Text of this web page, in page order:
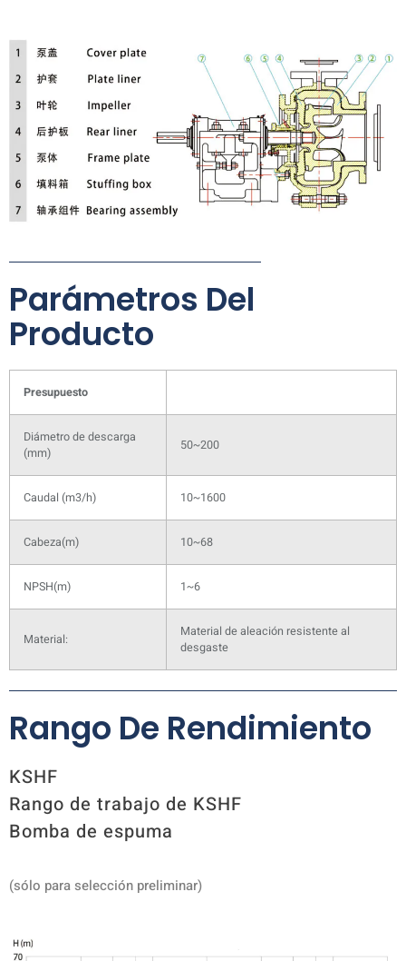
Parámetros Del
Producto
Presupuesto
Diámetro de descarga
(mm)
50~200
Caudal (m3/h) 10~1600
Cabeza(m) 10~68
NPSH(m) 1~6
Material:
Material de aleación resistente al
desgaste
Rango De Rendimiento
KSHF
Rango de trabajo de KSHF
Bomba de espuma
(sólo para selección preliminar)